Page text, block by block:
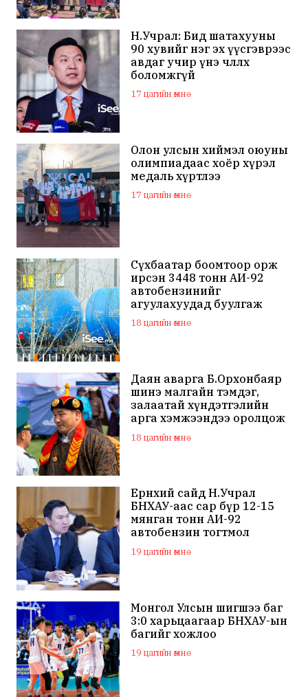
Н.Учрал: Бид шатахууны
90 хувийг нэг эх үүсгэврээс
авдаг учир үнэ чөлөөлөх
боломжгүй
17 цагийн өмнө
Олон улсын хиймэл оюуны
олимпиадаас хоёр хүрэл
медаль хүртлээ
17 цагийн өмнө
Сүхбаатар боомтоор орж
ирсэн 3448 тонн АИ-92
автобензинийг
агуулахуудад буулгаж
байна
18 цагийн өмнө
Даян аварга Б.Орхонбаяр
шинэ малгайн тэмдэг,
залаатай хүндэтгэлийн
арга хэмжээндээ оролцож
байна
18 цагийн өмнө
Ерөнхий сайд Н.Учрал
БНХАУ-аас сар бүр 12-15
мянган тонн АИ-92
автобензин тогтмол
нийлүүлэх хүсэлт тавилаа
19 цагийн өмнө
Монгол Улсын шигшээ баг
3:0 харьцаагаар БНХАУ-ын
багийг хожлоо
19 цагийн өмнө